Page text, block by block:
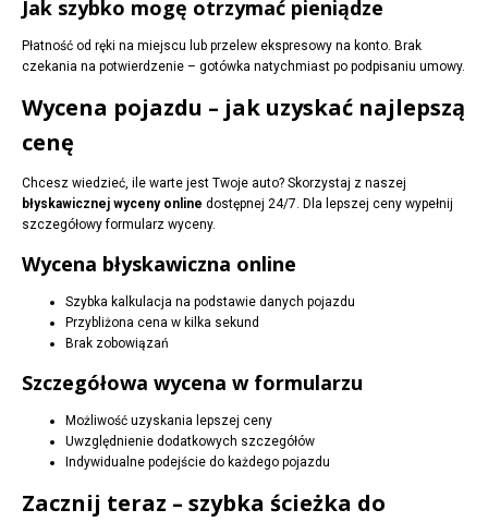
Jak szybko mogę otrzymać pieniądze
Płatność od ręki na miejscu lub przelew ekspresowy na konto. Brak
czekania na potwierdzenie – gotówka natychmiast po podpisaniu umowy.
Wycena pojazdu – jak uzyskać najlepszą
cenę
Chcesz wiedzieć, ile warte jest Twoje auto? Skorzystaj z naszej
błyskawicznej wyceny online dostępnej 24/7. Dla lepszej ceny wypełnij
szczegółowy formularz wyceny.
Wycena błyskawiczna online
Szybka kalkulacja na podstawie danych pojazdu
Przybliżona cena w kilka sekund
Brak zobowiązań
Szczegółowa wycena w formularzu
Możliwość uzyskania lepszej ceny
Uwzględnienie dodatkowych szczegółów
Indywidualne podejście do każdego pojazdu
Zacznij teraz – szybka ścieżka do